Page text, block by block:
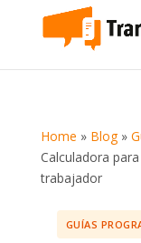
Home » Blog»
Calculadora
trabajador
GUÍAS